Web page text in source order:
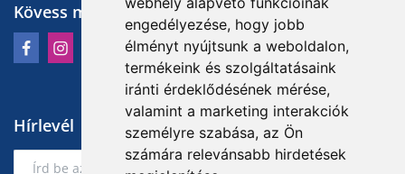
engedélyezése, hogy jobb
élményt nyújtsunk a weboldalon,
termékeink és szolgáltatásaink
iránti érdeklődésének mérése,
valamint a marketing interakciók
személyre szabása, az Ön
számára relevánsabb hirdetések
Kövess minket
Hírlevél